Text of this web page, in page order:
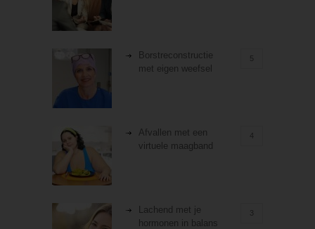
Borstreconstructie
met eigen weefsel
5
Afvallen met een
virtuele maagband
4
Lachend met je
hormonen in balans
3